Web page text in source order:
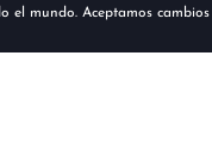
mundo. Aceptamos cambios